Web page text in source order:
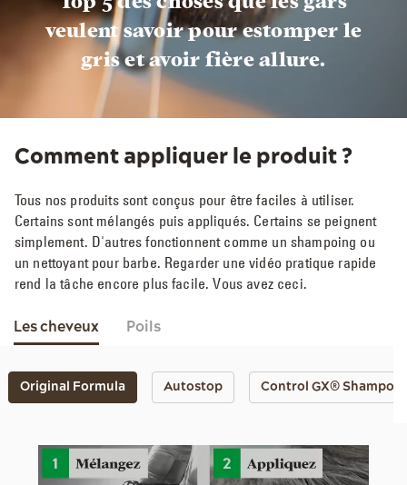
veulent savoir pour estomper le
gris et avoir fière allure.
Comment appliquer le produit ?
Tous nos produits sont conçus pour être faciles à utiliser.
Certains sont mélangés puis appliqués. Certains se peignent
simplement. D'autres fonctionnent comme un shampoing ou
un nettoyant pour barbe. Regarder une vidéo pratique rapide
rend la tâche encore plus facile. Vous avez ceci.
Les cheveux
Original Formula Autostop Control GX®
Poils